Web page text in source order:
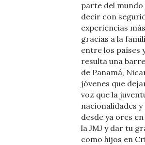
parte del
decir con
experiencias
gracias a la
entre los países
resulta una
de Panamá,
jóvenes que
voz que la
nacionalidades
desde ya ores
la JMJ y dar tu
como hijos en